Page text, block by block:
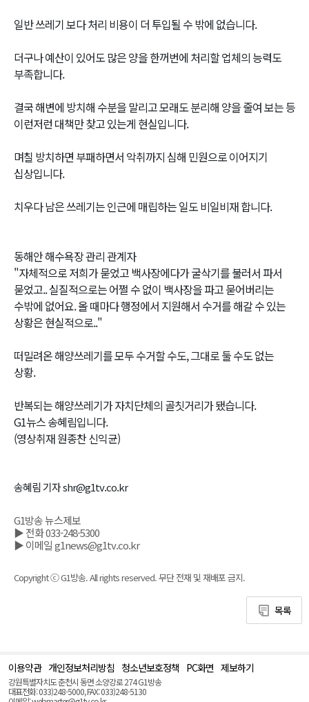
일반 쓰레기 보다 처리 비용이 더 투입될 수 밖에 없습니다.
더구나 예산이 있어도 많은 양을 한꺼번에 처리할 업체의 능력도
부족합니다.
결국 해변에 방치해 수분을 말리고 모래도 분리해 양을 줄여 보는 등
이런저런 대책만 찾고 있는게 현실입니다.
며칠 방치하면 부패하면서 악취까지 심해 민원으로 이어지기
십상입니다.
치우다 남은 쓰레기는 인근에 매립하는 일도 비일비재 합니다.
동해안 해수욕장 관리 관계자
"자체적으로 저희가 묻었고 백사장에다가 굴삭기를 불러서 파서
묻었고.. 실질적으로는 어쩔 수 없이 백사장을 파고 묻어버리는
수밖에 없어요. 올 때마다 행정에서 지원해서 수거를 해갈 수 있는
상황은 현실적으로.."
떠밀려온 해양쓰레기를 모두 수거할 수도, 그대로 둘 수도 없는
상황.
반복되는 해양쓰레기가 자치단체의 골칫거리가 됐습니다.
G1뉴스 송혜림입니다.
(영상취재 원종찬 신익균)
송혜림 기자 shr@g1tv.co.kr
G1방송 뉴스제보
▶ 전화 033-248-5300
▶ 이메일 g1news@g1tv.co.kr
Copyright ⓒ G1방송. All rights reserved. 무단 전재 및 재배포 금지.
목록
이용약관 개인정보처리방침 청소년보호정책 PC화면 제보하기
강원특별자치도 춘천시 동면 소양강로 274 G1방송
대표전화: 033)248-5000, FAX: 033)248-5130